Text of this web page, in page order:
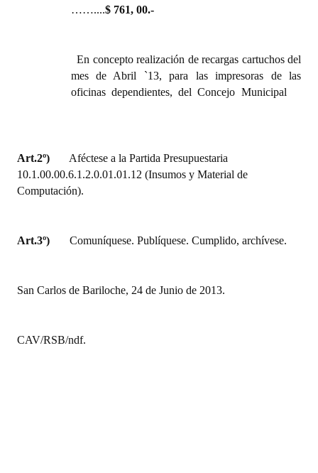
……....$ 761, 00.-
En conceptorealización de recargas cartuchos del
mes de Abril `13, para las impresoras de las
oficinas dependientes, del Concejo Municipal
Art.2º)
Aféctese a la Partida Presupuestaria
10.1.00.00.6.1.2.0.01.01.12 (Insumos y Material de
Computación).
Art.3º) Comuníquese. Publíquese. Cumplido, archívese.
San Carlos de Bariloche, 24 de Junio de 2013.
CAV/RSB/ndf.